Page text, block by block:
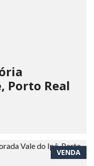
Porto Real
VENDA